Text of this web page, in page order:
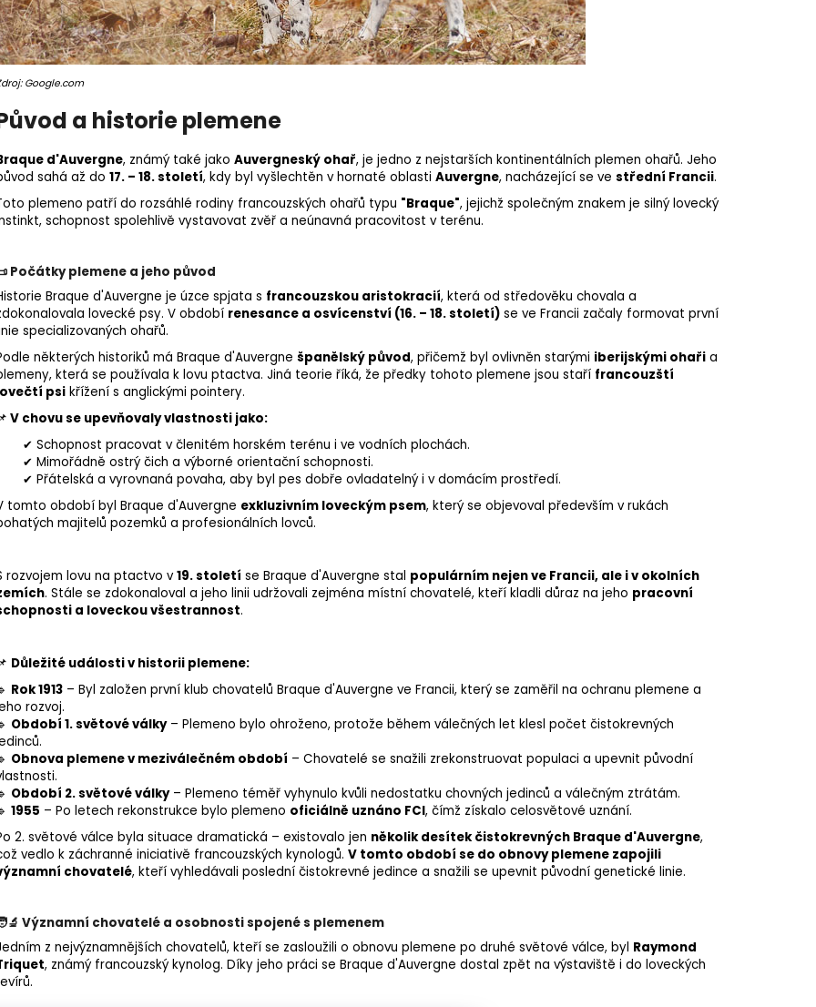
Google.com
a historie plemene
d'Auvergne, známý také jako Auvergneský ohař, je jedno z nejstarších kontinentálních plemen ohařů. Jeho
sahá až do 17. – 18. století, kdy byl vyšlechtěn v hornaté oblasti Auvergne, nacházející se ve střední Francii.
plemeno patří do rozsáhlé rodiny francouzských ohařů typu "Braque", jejichž společným znakem je silný lovecký
, schopnost spolehlivě vystavovat zvěř a neúnavná pracovitost v terénu.
Počátky plemene a jeho původ
Braque d'Auvergne je úzce spjata s francouzskou aristokracií, která od středověku chovala a
lovecké psy. V období renesance a osvícenství (16. – 18. století) se ve Francii začaly formovat první
specializovaných ohařů.
některých historiků má Braque d'Auvergne španělský původ, přičemž byl ovlivněn starými iberijskými ohaři a
která se používala k lovu ptactva. Jiná teorie říká, že předky tohoto plemene jsou staří francouzští
psi křížení s anglickými pointery.
V chovu se upevňovaly vlastnosti jako:
✔ Schopnost pracovat v členitém horském terénu i ve vodních plochách.
✔ Mimořádně ostrý čich a výborné orientační schopnosti.
✔ Přátelská a vyrovnaná povaha, aby byl pes dobře ovladatelný i v domácím prostředí.
tomto období byl Braque d'Auvergne exkluzivním loveckým psem, který se objevoval především v rukách
majitelů pozemků a profesionálních lovců.
rozvojem lovu na ptactvo v19. století se Braque d'Auvergne stal populárním nejen ve Francii, ale i v okolních
. Stále se zdokonaloval a jeho linii udržovali zejména místní chovatelé, kteří kladli důraz na jeho pracovní
a loveckou všestrannost.
Důležité události v historii plemene:
Rok 1913 – Byl založen první klub chovatelů Braque d'Auvergne ve Francii, který se zaměřil na ochranu plemene a
rozvoj.
Období 1. světové války– Plemeno bylo ohroženo, protože během válečných let klesl počet čistokrevných
Obnova plemene v meziválečném období – Chovatelé se snažili zrekonstruovat populaci a upevnit původní
Období 2. světové války– Plemeno téměř vyhynulo kvůli nedostatku chovných jedinců a válečným ztrátám.
1955 – Po letech rekonstrukce bylo plemeno oficiálně uznáno FCI, čímž získalo celosvětové uznání.
2. světové válce byla situace dramatická – existovalo jen několik desítek čistokrevných Braque d'Auvergne,
vedlo k záchranné iniciativě francouzských kynologů. V tomto období se do obnovy plemene zapojili
chovatelé, kteří vyhledávali poslední čistokrevné jedince a snažili se upevnit původní genetické linie.
Významní chovatelé a osobnosti spojené s plemenem
z nejvýznamnějších chovatelů, kteří se zasloužili o obnovu plemene po druhé světové válce, byl Raymond
, známý francouzský kynolog. Díky jeho práci se Braque d'Auvergne dostal zpět na výstaviště i do loveckých